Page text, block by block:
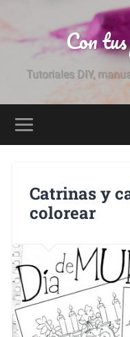
Con
Tutoriales DIY,
Catrinas y
colorear